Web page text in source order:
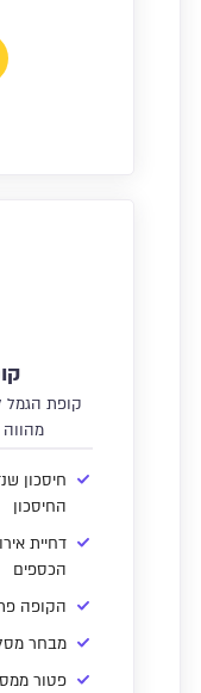
קופת
חיסכון
החיסכון
דחיית
הכספים
הקופה
מבחר
פטור